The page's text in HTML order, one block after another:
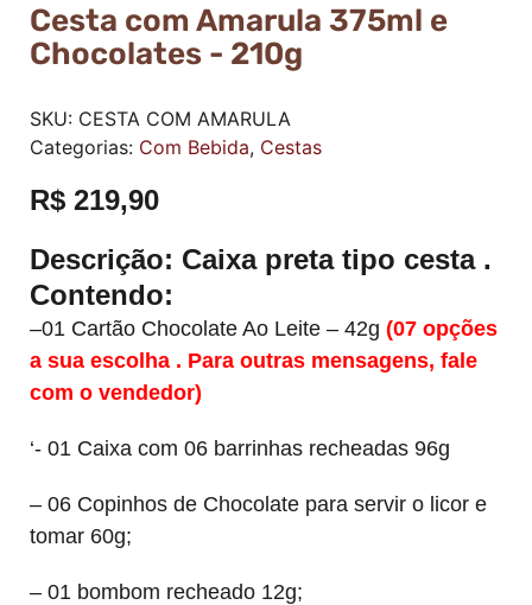
Cesta com Amarula 375ml e
Chocolates - 210g
SKU: CESTA COM AMARULA
Categorias: Com Bebida, Cestas
R$ 219,90
Descrição: Caixa preta tipo cesta .
Contendo:
–01 Cartão Chocolate Ao Leite – 42g (07 opções
a sua escolha . Para outras mensagens, fale
com o vendedor)
‘- 01 Caixa com 06 barrinhas recheadas 96g
– 06 Copinhos de Chocolate para servir o licor e
tomar 60g;
– 01 bombom recheado 12g;